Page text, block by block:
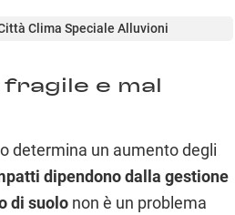
Clima Speciale Alluvioni
e mal
determina un aumento degli
dipendono dalla gestione
di suolo non è un problema